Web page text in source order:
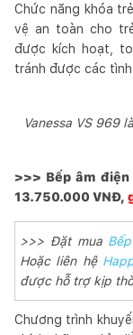
Chức năng khóa
vệ an toàn cho
được kích hoạt,
tránh được các
Vanessa VS 969
>>> Bếp âm
13.750.000 VNĐ,
>>> Đặt mua
Hoặc liên hệ
được hỗ trợ kịp
Chương trình